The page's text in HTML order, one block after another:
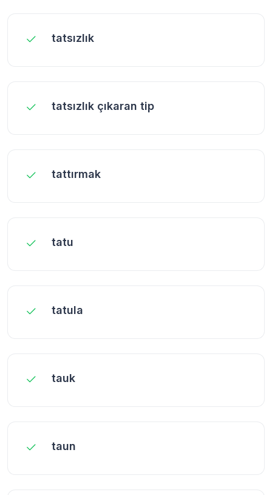
tatsızlık
tatsızlık çıkaran tip
tattırmak
tatu
tatula
tauk
taun